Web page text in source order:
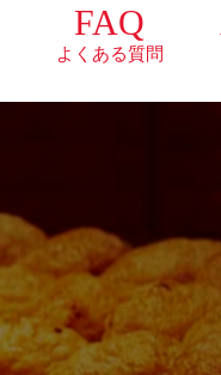
FAQ
よくある質問